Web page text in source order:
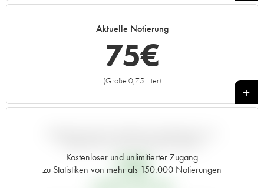
2001 2000 1999
1995
1971 1970 1969
1967
1966 1965 1964
1962
Aktuelle Notierung
75€
(Größe 0,75 Liter)
+
Kostenloser und unlimitierter Zugang
zu Statistiken von mehr als 150.000 Notierungen
59€